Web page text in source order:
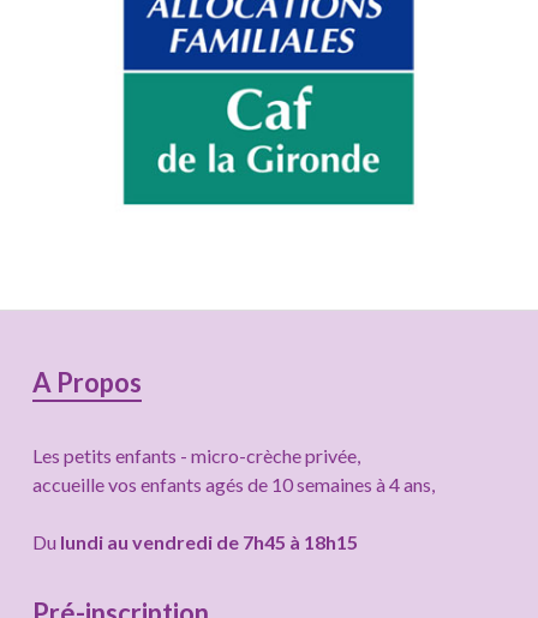
Colonne
subsidiaire
A Propos
Les petits enfants - micro-crèche privée,
accueille vos enfants agés de 10 semaines à 4 ans,
Du lundi au vendredi de 7h45 à 18h15